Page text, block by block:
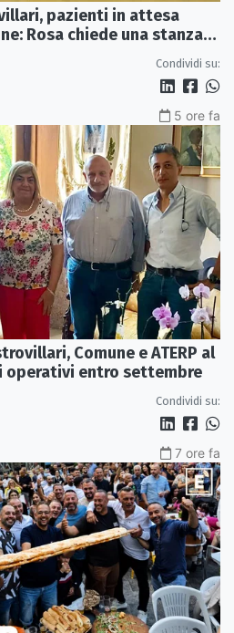
pazienti in attesa
Rosa chiede una stanza
Condividi su:
5 ore fa
Comune e ATERP al
operativi entro settembre
Condividi su:
7 ore fa